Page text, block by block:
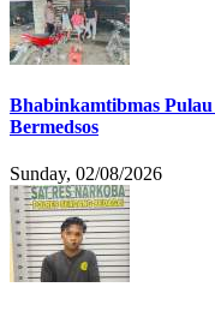
Bhabinkamtibmas
Bermedsos
Sunday, 02/08/2026